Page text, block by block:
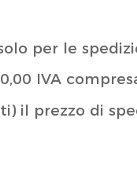
per le
IVA
il prezzo di